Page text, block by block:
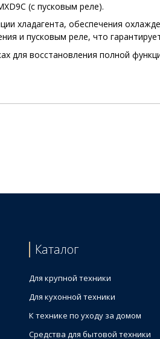
(с пусковым реле).
хладагента, обеспечения
и пусковым реле, что
для восстановления полной
Каталог
Для крупной техники
Для кухонной техники
К технике по уходу за домом
Средства для бытовой техники